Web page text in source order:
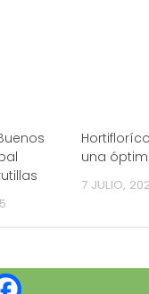
una
7 JULIO,